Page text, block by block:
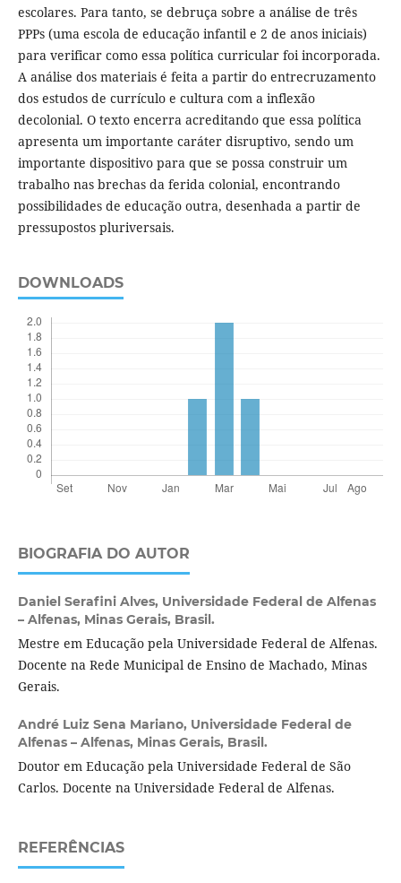
escolares. Para tanto, se debruça sobre a análise de três
PPPs (uma escola de educação infantil e 2 de anos iniciais)
para verificar como essa política curricular foi incorporada.
A análise dos materiais é feita a partir do entrecruzamento
dos estudos de currículo e cultura com a inflexão
decolonial. O texto encerra acreditando que essa política
apresenta um importante caráter disruptivo, sendo um
importante dispositivo para que se possa construir um
trabalho nas brechas da ferida colonial, encontrando
possibilidades de educação outra, desenhada a partir de
pressupostos pluriversais.
DOWNLOADS
BIOGRAFIA DO AUTOR
Daniel Serafini Alves, Universidade Federal de Alfenas
– Alfenas, Minas Gerais, Brasil.
Mestre em Educação pela Universidade Federal de Alfenas.
Docente na Rede Municipal de Ensino de Machado, Minas
Gerais.
André Luiz Sena Mariano, Universidade Federal de
Alfenas – Alfenas, Minas Gerais, Brasil.
Doutor em Educação pela Universidade Federal de São
Carlos. Docente na Universidade Federal de Alfenas.
REFERÊNCIAS